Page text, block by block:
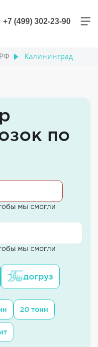
+7 (499) 302-23-90
Калининград
по
мы смогли
мы смогли
догруз
20 тонн